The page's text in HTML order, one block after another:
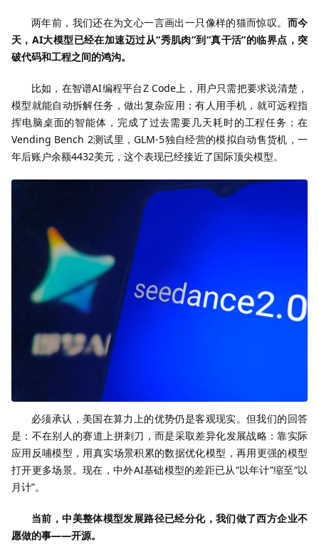
两年前，我们还在为文心一言画出一只像样的猫而惊叹。 而今
天，AI大模型已经在加速迈过从“秀肌肉”到“真干活”的临界点，突
破代码和工程之间的鸿沟。
比如，在智谱AI编程平台Z Code上，用户只需把要求说清楚，
模型就能自动拆解任务，做出复杂应用；有人用手机，就可远程指
挥电脑桌面的智能体，完成了过去需要几天耗时的工程任务；在
Vending Bench 2测试里，GLM-5独自经营的模拟自动售货机，一
年后账户余额4432美元，这个表现已经接近了国际顶尖模型。
必须承认，美国在算力上的优势仍是客观现实。但我们的回答
是：不在别人的赛道上拼刺刀，而是采取差异化发展战略：靠实际
应用反哺模型，用真实场景积累的数据优化模型，再用更强的模型
打开更多场景。现在，中外AI基础模型的差距已从“以年计”缩至“以
月计”。
当前，中美整体模型发展路径已经分化，我们做了西方企业不
愿做的事——开源。